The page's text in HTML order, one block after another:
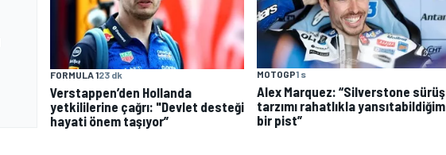
FORMULA 123 dk
Verstappen’den Hollanda
yetkililerine çağrı: "Devlet desteği
hayati önem taşıyor”
MOTOGP1 s
Alex Marquez: “Silverstone sürüş
tarzımı rahatlıkla yansıtabildiğim
bir pist”